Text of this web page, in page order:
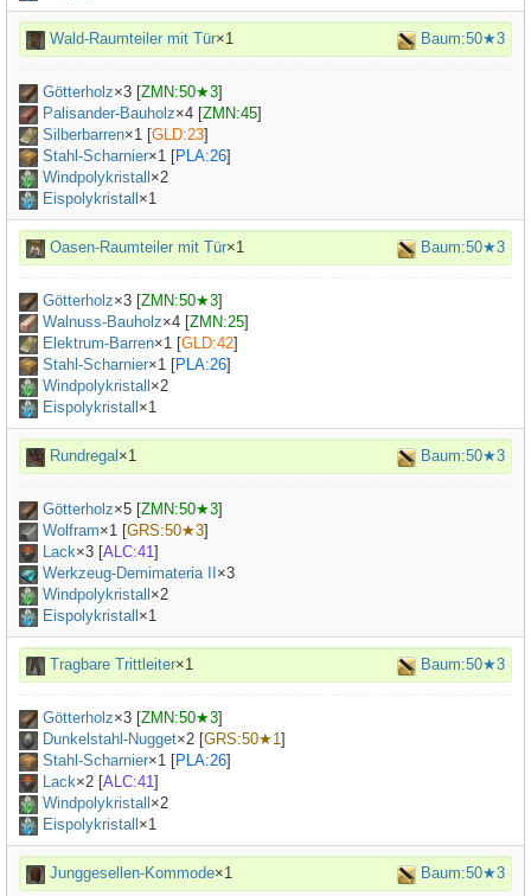
Wald-Raumteiler mit Tür×1 Baum:50★3
Götterholz×3 [ZMN:50★3]
Palisander-Bauholz×4 [ZMN:45]
Silberbarren×1 [GLD:23]
Stahl-Scharnier×1 [PLA:26]
Windpolykristall ×2
Eispolykristall ×1
Oasen-Raumteiler mit Tür×1 Baum:50★3
Götterholz×3 [ZMN:50★3]
Walnuss-Bauholz×4 [ZMN:25]
Elektrum-Barren×1 [GLD:42]
Stahl-Scharnier×1 [PLA:26]
Windpolykristall ×2
Eispolykristall ×1
Rundregal ×1 Baum:50★3
Götterholz×5 [ZMN:50★3]
Wolfram×1 [GRS:50★3]
Lack×3 [ALC:41]
Werkzeug-Demimateria II ×3
Windpolykristall ×2
Eispolykristall ×1
Tragbare Trittleiter×1 Baum:50★3
Götterholz×3 [ZMN:50★3]
Dunkelstahl-Nugget×2 [GRS:50★1]
Stahl-Scharnier×1 [PLA:26]
Lack×2 [ALC:41]
Windpolykristall ×2
Eispolykristall ×1
Junggesellen-Kommode×1 Baum:50★3